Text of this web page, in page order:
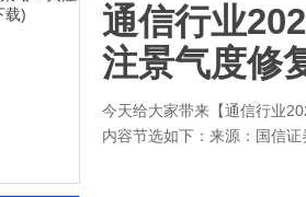
通信行业
注景气度修
今天给大家带来【通信行业
内容节选如下：来源：国信